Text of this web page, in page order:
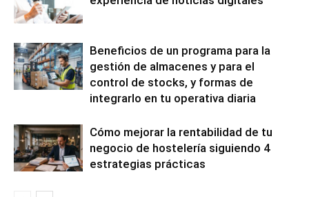
Beneficios de un programa para la
gestión de almacenes y para el
control de stocks, y formas de
integrarlo en tu operativa diaria
Cómo mejorar la rentabilidad de tu
negocio de hostelería siguiendo 4
estrategias prácticas